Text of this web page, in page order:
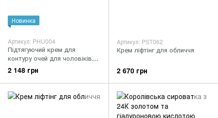
Новинка
Артикул: PHU004
Підтягуючий крем для
контуру очей для чоловіків
Фіто Уомо, 30 мл
2 148 грн
Артикул: PST062
Крем ліфтінг для обличчя
2 670 грн